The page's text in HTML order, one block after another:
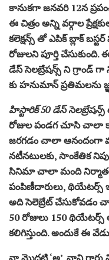
కానుకగా జనవరి 12న
ఈ చిత్రం అన్ని వర్గాల
కలెక్షన్స్ తో ఎపిక్ బ్లాక్
రోజులని పూర్తి
డేస్ సెలబ్రేషన్స్ ని గ్రాండ్
కు హనుమాన్ ప్రతిమలను
హిస్టారిక్ 50 డేస్
రోజుల పండగ చూసి
జరగడం చాలా ఆనందంగా
నటీనటులకు, సాంకేతిక
సినిమా చాలా మంది
పంపిణీదారులు,
అది సెలెబ్రేట్
50 రోజులు 150
కలిగిస్తుంది. అందుకే ఈ